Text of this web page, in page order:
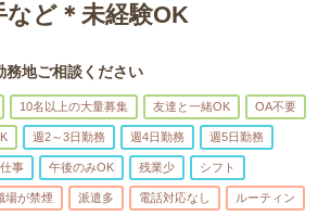
ど＊未経験OK
地ご相談ください
10名以上の大量募集 友達と一緒OK OA不要
週2～3日勤務 週4日勤務 週5日勤務
事 午後のみOK 残業少 シフト
場が禁煙 派遣多 電話対応なし ルーティン